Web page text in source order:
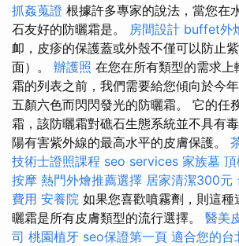
抓姦蒐證 根據許多專家的說法，當您在
石友好的防曬霜是。 房間設計 buffet外
卹，皮疹的保護蓋或外殼不僅可以防止
面）。 辦護照 在您在所有類型的需求上
霜的列表之前，我們需要給您傾向於今
五顏六色而閃閃發光的防曬霜。 它的任
霜，該防曬霜對礁石生態系統並不具有
陽有害紫外線的最高水平的皮膚保護。
技術士證照課程 seo services 家族墓
按摩 熱門外燴推薦選擇 居家清潔300元
費用 安養院 如果您喜歡噴霧劑，則這
曬霜是所有皮膚類型的流行選擇。 醫美
司 桃園植牙 seo保證第一頁 適合您的台